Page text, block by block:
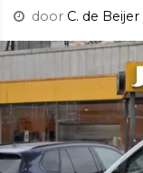
door C. de Beijer